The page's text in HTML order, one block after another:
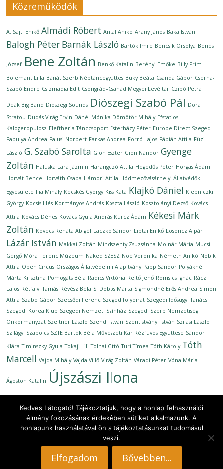
Közreműködők
A. Sajti Enikő Almádi Róbert Antal Anikó Arany János Baka István
Balogh Péter Barnák László Bartók Imre Bencsik Orsolya Benes
József Bene Zoltán Benkő Katalin Berényi Emőke Billy Prim
Bolemant Lilla Bánát Szerb Néptáncegyüttes Büky Beáta Csanda Gábor Cserna-
Szabó Endre Csizmadia Edit Csongrád–Csanád Megyei Levéltár Czipó Petra
Deák Big Band Diószegi Sounds Diószegi Szabó Pál Dora
Stratou Dudás Virág Ervin Dánél Mónika Dömötör Mihály Efstatios
Kalogeropulosz Eleftheria Tánccsoport Esterházy Péter Europe Direct Szeged
Fabulya Andrea Falusi Norbert Farkas Andrea Forró Lajos Fábián Attila Füzi
László G. Szabó Sarolta Gion Eszter Gion Nándor Gyenge
Zoltán Haluska Lara Jázmin Harangozó Attila Hegedűs Péter Horgas Ádám
Horvát Bence Horváth Csaba Hámori Attila Hódmezővásárhelyi Állatvédők
Egyesülete Ilia Mihály Kecskés György Kiss Kata Klajkó Dániel Klebniczki
György Kocsis Illés Kormányos András Koszta László Kosztolányi Dezső Kovács
Attila Kovács Dénes Kovács Gyula András Kurcz Ádám Kékesi Márk
Zoltán Kövecs Renáta Abigél Laczkó Sándor Liptai Enikő Losoncz Alpár
Lázár István Makkai Zoltán Mindszenty Zsuzsánna Molnár Mária Mucsi
Gergő Móra Ferenc Múzeum Naked SZESZ Noé Veronika Németh Anikó Nóbik
Attila Open Circus Országos Állatvédelmi Alapítvány Papp Sándor Polyákné
Márta Krisztina Pomogáts Béla Radics Viktória Rejtő Jenő Romsics Ignác Rácz
Lajos Rétfalvi Tamás Révész Béla S. Dobos Márta Sigmondné Erős Andrea Simon
Attila Szabó Gábor Szecsődi Ferenc Szeged folyóirat Szegedi Idősügyi Tanács
Szegedi Korea Klub Szegedi Nemzeti Színház Szegedi Szerb Nemzetiségi
Önkormányzat Szeltner László Szendi István Szentistványi István Szilasi László
Szilágyi Szabolcs SZTE Bartók Béla Művészeti Kar Rézfúvós Együttese Sándor
Klára Timinszky Gyula Tokaji Lili Tolnai Ottó Turi Tímea Tóth Károly Tóth
Marcell Vajda Mihály Vajda Villő Virág Zoltán Váradi Péter Vóna Mária
Ágoston Katalin Újszászi Ilona
Copyright © 2026Ünnepi Könyvhét Szeged, 2020. szeptember
All rights reserved.
Theme: ColorMag by
ThemeGrill WordPress
Kedves Látogató! Tájékoztatjuk, hogy a honlap felhasználói
élmény fokozásának érdekében sütiket alkalmazunk. A
honlapunk használatával ön a tájékoztatásunkat tudomásul
veszi.
Elfogadom Bővebben...